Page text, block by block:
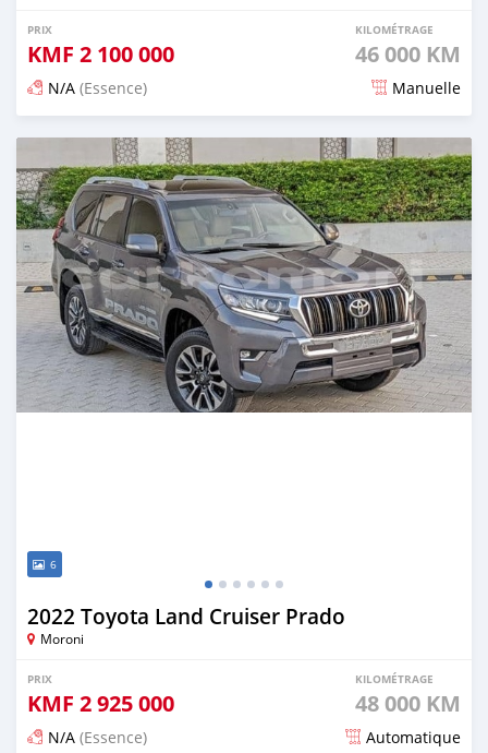
PRIX
KMF 2 100 000
KILOMÉTRAGE
46 000 KM
N/A (Essence) Manuelle
Publié il y a 3 mois
6
2022 Toyota Land Cruiser Prado
Moroni
PRIX
KMF 2 925 000
KILOMÉTRAGE
48 000 KM
N/A (Essence) Automatique